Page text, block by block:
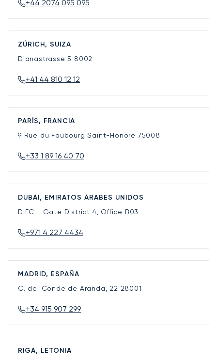
+44 2074 095 095
ZÚRICH, SUIZA
Dianastrasse 5 8002
+41 44 810 12 12
PARÍS, FRANCIA
9 Rue du Faubourg Saint-Honoré 75008
+33 1 89 16 40 70
DUBÁI, EMIRATOS ÁRABES UNIDOS
DIFC - Gate District 4, Office B03
+971 4 227 4434
MADRID, ESPAÑA
C. del Conde de Aranda, 22 28001
+34 915 907 299
RIGA, LETONIA